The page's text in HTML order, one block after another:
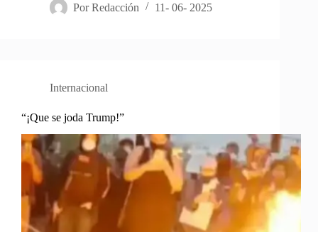
Por Redacción 11- 06- 2025
Internacional
“¡Que se joda Trump!”